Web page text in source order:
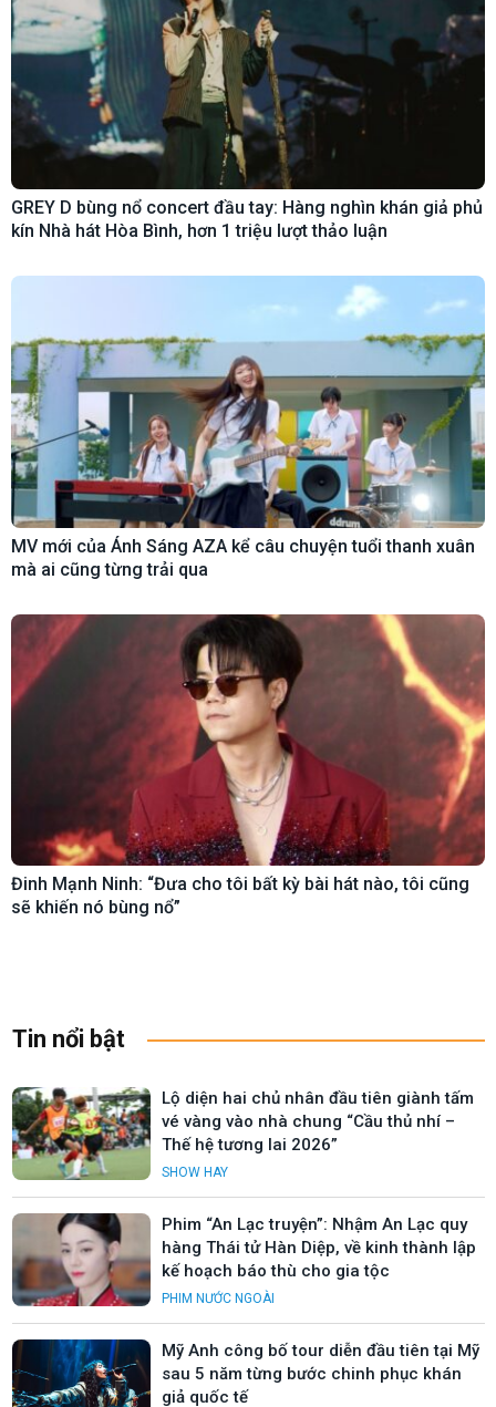
GREY D bùng nổ concert đầu tay: Hàng nghìn khán giả phủ
kín Nhà hát Hòa Bình, hơn 1 triệu lượt thảo luận
MV mới của Ánh Sáng AZA kể câu chuyện tuổi thanh xuân
mà ai cũng từng trải qua
Đinh Mạnh Ninh: “Đưa cho tôi bất kỳ bài hát nào, tôi cũng
sẽ khiến nó bùng nổ”
Tin nổi bật
Lộ diện hai chủ nhân đầu tiên giành tấm
vé vàng vào nhà chung “Cầu thủ nhí –
Thế hệ tương lai 2026”
SHOW HAY
Phim “An Lạc truyện”: Nhậm An Lạc quy
hàng Thái tử Hàn Diệp, về kinh thành lập
kế hoạch báo thù cho gia tộc
PHIM NƯỚC NGOÀI
Mỹ Anh công bố tour diễn đầu tiên tại Mỹ
sau 5 năm từng bước chinh phục khán
giả quốc tế